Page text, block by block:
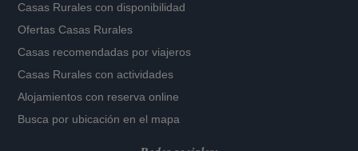
Casas Rurales con disponibilidad
Ofertas Casas Rurales
Casas recomendadas por viajeros
Casas Rurales con actividades
Alojamientos con reserva online
Busca por ubicación en el mapa